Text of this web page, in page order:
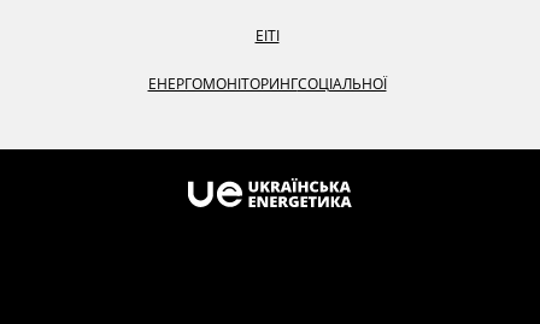
EITI
ЕНЕРГОМОНІТОРИНГСОЦІАЛЬНОЇ